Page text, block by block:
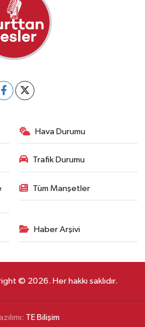
Hava Durumu
Trafik Durumu
Tüm Manşetler
Haber Arşivi
© 2026. Her hakkı saklıdır.
TE Bilişim